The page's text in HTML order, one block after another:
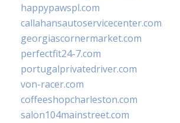
happypawspl.com
callahansautoservicecenter.com
georgiascornermarket.com
perfectfit24-7.com
portugalprivatedriver.com
von-racer.com
coffeeshopcharleston.com
salon104mainstreet.com